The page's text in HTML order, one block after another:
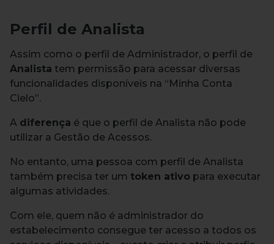
Perfil de Analista
Assim como o perfil de Administrador, o perfil de
Analista tem permissão para acessar diversas
funcionalidades disponíveis na “Minha Conta
Cielo”.
A diferença é que o perfil de Analista não pode
utilizar a Gestão de Acessos.
No entanto, uma pessoa com perfil de Analista
também precisa ter um token ativo para executar
algumas atividades.
Com ele, quem não é administrador do
estabelecimento consegue ter acesso a todos os